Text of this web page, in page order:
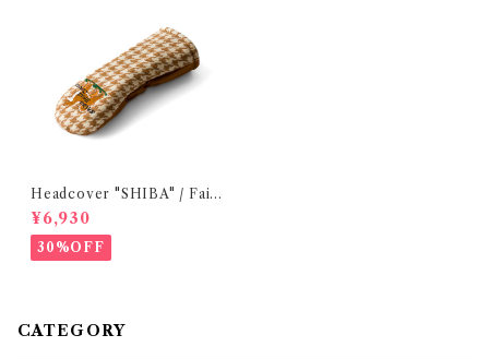
Headcover "SHIBA" / Fair
way wood
¥6,930
30%OFF
CATEGORY